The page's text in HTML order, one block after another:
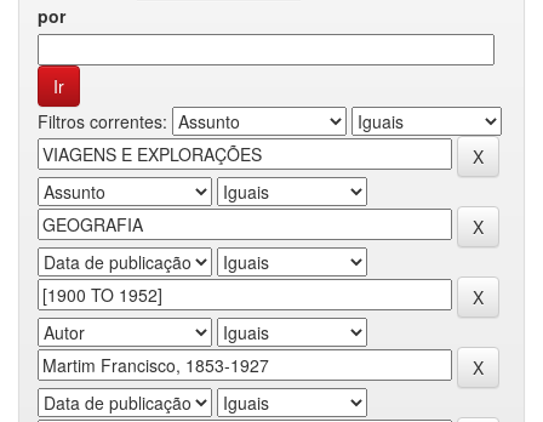
por
Filtros correntes: